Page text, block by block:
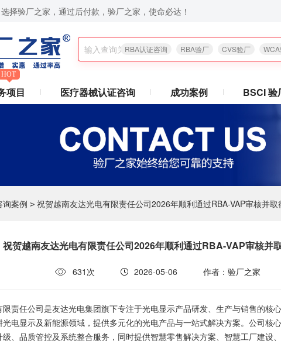
择验厂之家，通过后付款，验厂之家，使命必达！
RBA认证咨询 RBA验厂 CVS验厂
HOT
项目 医疗器械认证咨询 成功案例 BSCI 验
询案例 > 祝贺越南友达光电有限责任公司2026年顺利通过RBA-VAP审核并
祝贺越南友达光电有限责任公司2026年顺利通过RBA-VAP审核并
631次 2026-05-06 作者：验厂之家
任公司是友达光电集团旗下专注于光电显示产品研发、生产与销售的核
电显示及新能源领域，提供多元化的光电产品与一站式解决方案。公司核
、品质管控及系统整合服务，同时提供智慧零售解决方案、智慧工厂建设